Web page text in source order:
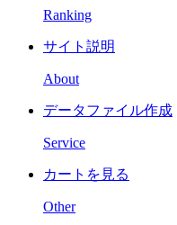
Ranking
サイト説明
About
データファイル作成
Service
カートを見る
Other